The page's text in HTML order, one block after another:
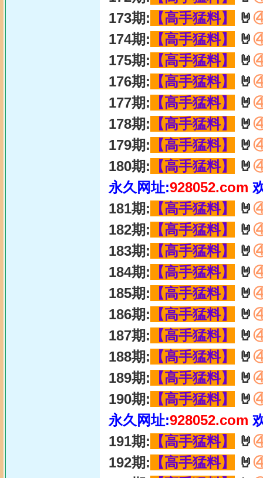
173期: 【高手猛料】 🤘
174期: 【高手猛料】 🤘
175期: 【高手猛料】 🤘
176期: 【高手猛料】 🤘
177期: 【高手猛料】 🤘
178期: 【高手猛料】 🤘
179期: 【高手猛料】 🤘
180期: 【高手猛料】 🤘
永久网址:928052.com
181期: 【高手猛料】 🤘
182期: 【高手猛料】 🤘
183期: 【高手猛料】 🤘
184期: 【高手猛料】 🤘
185期: 【高手猛料】 🤘
186期: 【高手猛料】 🤘
187期: 【高手猛料】 🤘
188期: 【高手猛料】 🤘
189期: 【高手猛料】 🤘
190期: 【高手猛料】 🤘
永久网址:928052.com
191期: 【高手猛料】 🤘
192期: 【高手猛料】 🤘